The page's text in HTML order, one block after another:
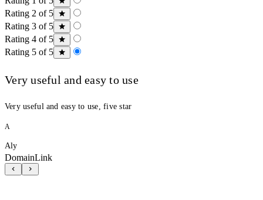
Rating 2 of 5
Rating 3 of 5
Rating 4 of 5
Rating 5 of 5
Very useful and easy to use
Very useful and easy to use, five star
A
Aly
DomainLink